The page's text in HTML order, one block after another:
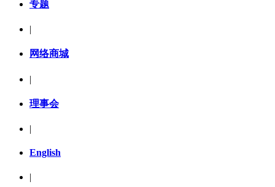
专题
|
网络商城
|
理事会
|
English
|